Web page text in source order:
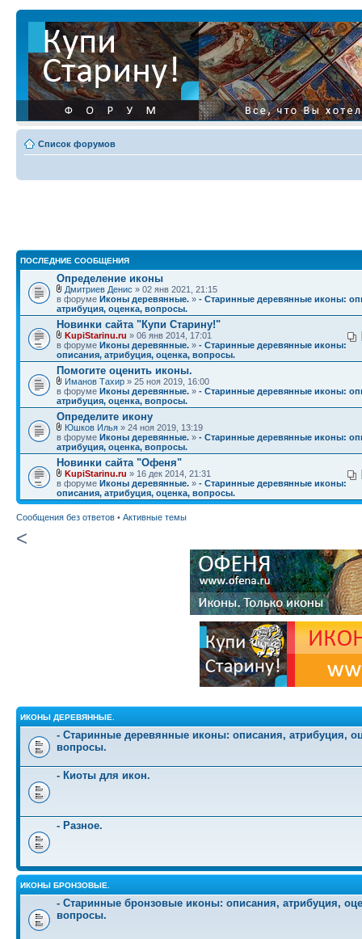
Список форумов
ПОСЛЕДНИЕ СООБЩЕНИЯ
Определение иконы
Дмитриев Денис » 02 янв 2021, 21:15
в форуме Иконы деревянные. » - Старинные деревянные иконы:
атрибуция, оценка, вопросы.
Новинки сайта "Купи Старину!"
KupiStarinu.ru » 06 янв 2014, 17:01
в форуме Иконы деревянные. » - Старинные деревянные иконы:
описания, атрибуция, оценка, вопросы.
Помогите оценить иконы.
Иманов Тахир » 25 ноя 2019, 16:00
в форуме Иконы деревянные. » - Старинные деревянные иконы:
атрибуция, оценка, вопросы.
Определите икону
Юшков Илья » 24 ноя 2019, 13:19
в форуме Иконы деревянные. » - Старинные деревянные иконы:
атрибуция, оценка, вопросы.
Новинки сайта "Офеня"
KupiStarinu.ru » 16 дек 2014, 21:31
в форуме Иконы деревянные. » - Старинные деревянные иконы:
описания, атрибуция, оценка, вопросы.
Сообщения без ответов • Активные темы
<
ИКОНЫ ДЕРЕВЯННЫЕ.
- Старинные деревянные иконы: описания, атрибуция,
вопросы.
- Киоты для икон.
- Разное.
ИКОНЫ БРОНЗОВЫЕ.
- Старинные бронзовые иконы: описания, атрибуция,
вопросы.